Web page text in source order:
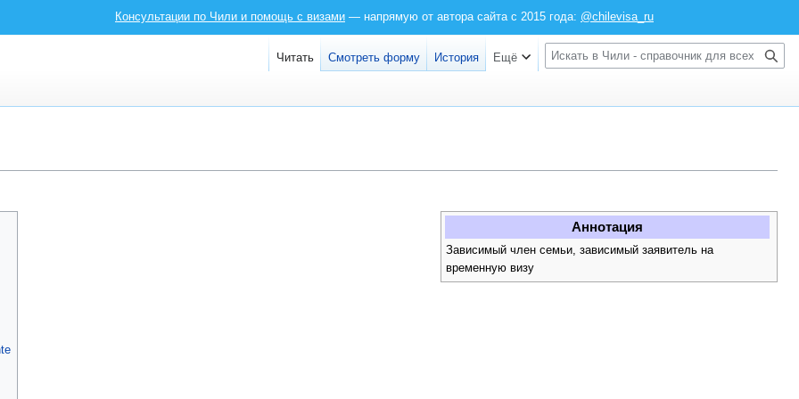
Консультации по Чили и помощь с визами — напрямую от автора сайта с 2015 года: @chilevisa_ru
Аннотация
Зависимый член семьи, зависимый заявитель на
временную визу
Читать Смотреть форму История Ещё
П
о
с